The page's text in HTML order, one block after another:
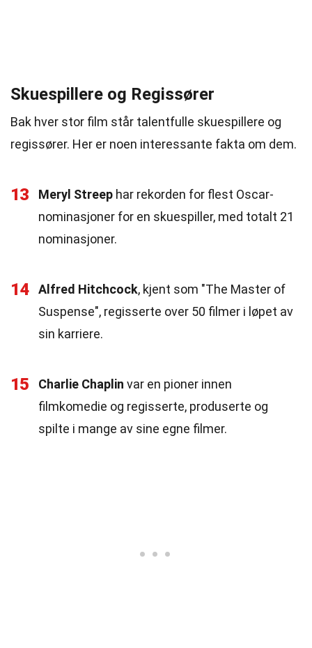
Skuespillere og Regissører
Bak hver stor film står talentfulle skuespillere og
regissører. Her er noen interessante fakta om dem.
13 Meryl Streep har rekorden for flest Oscar-
nominasjoner for en skuespiller, med totalt 21
nominasjoner.
14 Alfred Hitchcock, kjent som "The Master of
Suspense", regisserte over 50 filmer i løpet av
sin karriere.
15 Charlie Chaplin var en pioner innen
filmkomedie og regisserte, produserte og
spilte i mange av sine egne filmer.